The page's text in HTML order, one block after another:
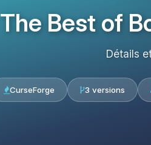
The Best of
Détails
CurseForge 3 versions